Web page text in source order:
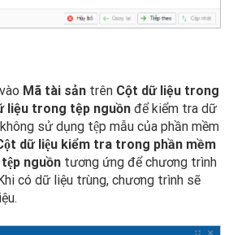
Mã tài sản trên Cột dữ liệu trong
liệu trong tệp nguồn để kiểm tra dữ
sử dụng tệp mẫu của phần mềm
dữ liệu kiểm tra trong phần mềm
nguồn tương ứng để chương trình
có dữ liệu trùng, chương trình sẽ